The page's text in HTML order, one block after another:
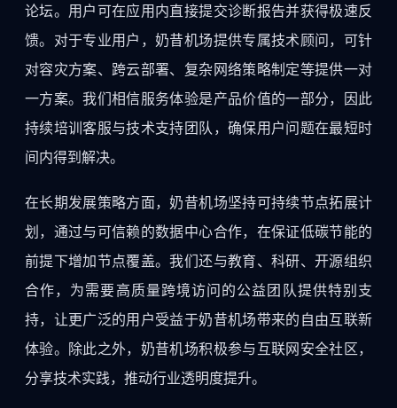
论坛。用户可在应用内直接提交诊断报告并获得极速反
馈。对于专业用户，奶昔机场提供专属技术顾问，可针
对容灾方案、跨云部署、复杂网络策略制定等提供一对
一方案。我们相信服务体验是产品价值的一部分，因此
持续培训客服与技术支持团队，确保用户问题在最短时
间内得到解决。
在长期发展策略方面，奶昔机场坚持可持续节点拓展计
划，通过与可信赖的数据中心合作，在保证低碳节能的
前提下增加节点覆盖。我们还与教育、科研、开源组织
合作，为需要高质量跨境访问的公益团队提供特别支
持，让更广泛的用户受益于奶昔机场带来的自由互联新
体验。除此之外，奶昔机场积极参与互联网安全社区，
分享技术实践，推动行业透明度提升。